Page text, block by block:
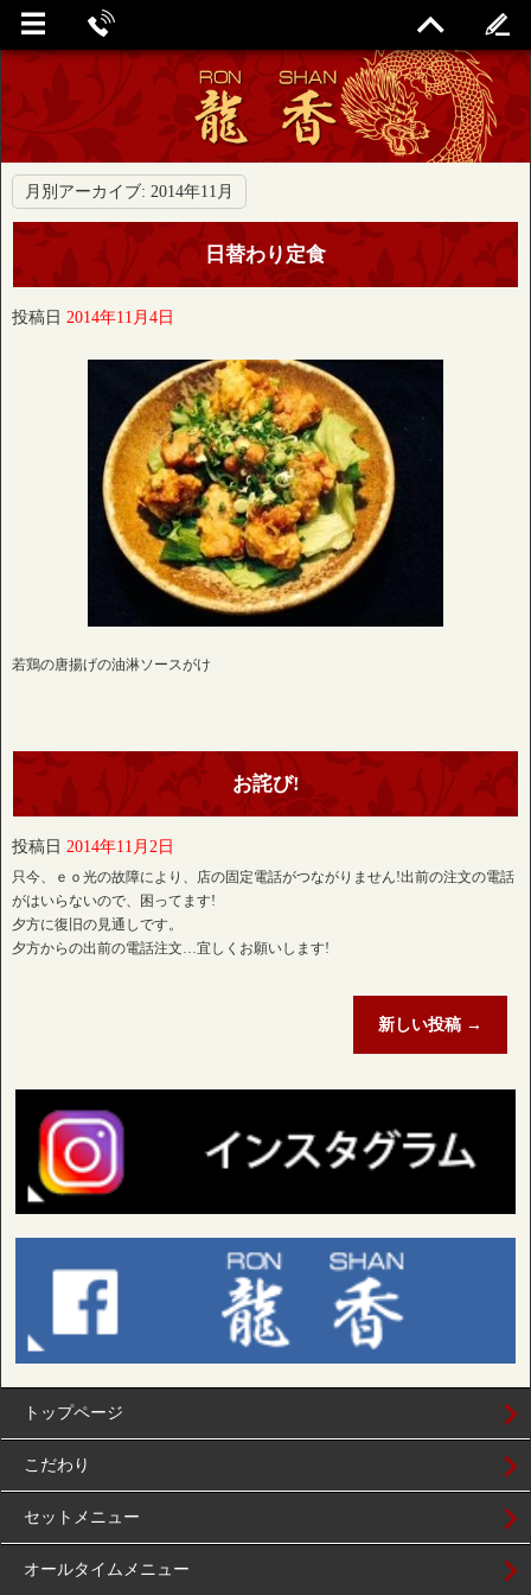
月別アーカイブ: 2014年11月
日替わり定食
投稿日 2014年11月4日
若鶏の唐揚げの油淋ソースがけ
お詫び!
投稿日 2014年11月2日
只今、ｅｏ光の故障により、店の固定電話がつながりません!出前の注文の電話
がはいらないので、困ってます!
夕方に復旧の見通しです。
夕方からの出前の電話注文…宜しくお願いします!
新しい投稿 →
トップページ
こだわり
セットメニュー
オールタイムメニュー